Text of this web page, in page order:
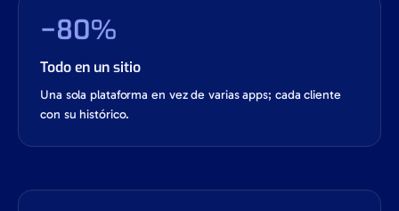
−80%
Todo en un sitio
Una sola plataforma en vez de varias apps; cada cliente
con su histórico.